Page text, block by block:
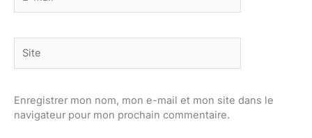
mail*
Enregistrer mon nom, mon e-mail et mon site dans le
navigateur pour mon prochain commentaire.